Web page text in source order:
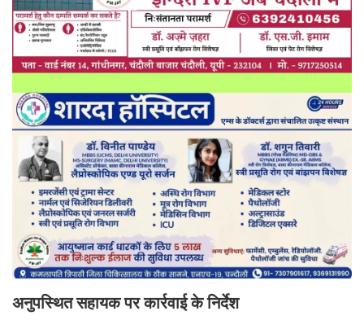
अनुपस्थित सहायक पर कार्रवाई के निर्देश